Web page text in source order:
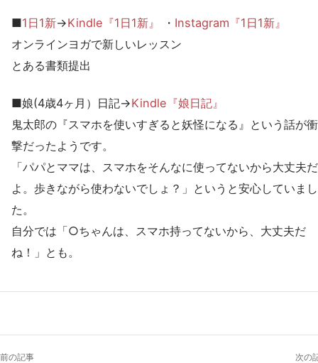
■1日1新→Kindle『1日1新』 ・ Instagram『1日1新』
オンラインヨガで新しいレッスン
とある書類提出
■娘(4歳4ヶ月）日記→Kindle『娘日記』
鬼太郎の『スマホを使いすぎると妖怪になる』という話が衝
撃だったようです。
「パパとママは、スマホをそんなに使ってないから大丈夫だ
よ。歩きながら使わないでしょ？」というと安心していまし
た。
自分では「○ちゃんは、スマホ持ってないから、大丈夫だ
ね！」とも。
前の記事 次の